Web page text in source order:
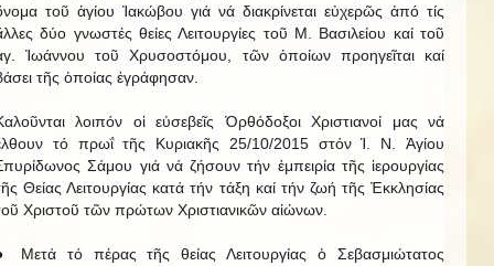
τοῦ ἁγίου Ἰακώβου γιά νά διακρίνεται εὐχερῶς ἀπό τίς
δύο γνωστές θείες Λειτουργίες τοῦ Μ. Βασιλείου καί τοῦ
Ἰωάννου τοῦ Χρυσοστόμου, τῶν ὁποίων προηγεῖται καί
τῆς ὁποίας ἐγράφησαν.
λοιπόν οἱ εὐσεβεῖς Ὀρθόδοξοι Χριστιανοί μας νά
τό πρωΐ τῆς Κυριακῆς 25/10/2015 στόν Ἱ. Ν. Ἁγίου
Σάμου γιά νά ζήσουν τήν ἐμπειρία τῆς ἱερουργίας
Θείας Λειτουργίας κατά τήν τάξη καί τήν ζωή τῆς Ἐκκλησίας
Χριστοῦ τῶν πρώτων Χριστιανικῶν αἰώνων.
Μετά τό πέρας τῆς θείας Λειτουργίας ὁ Σεβασμιώτατος